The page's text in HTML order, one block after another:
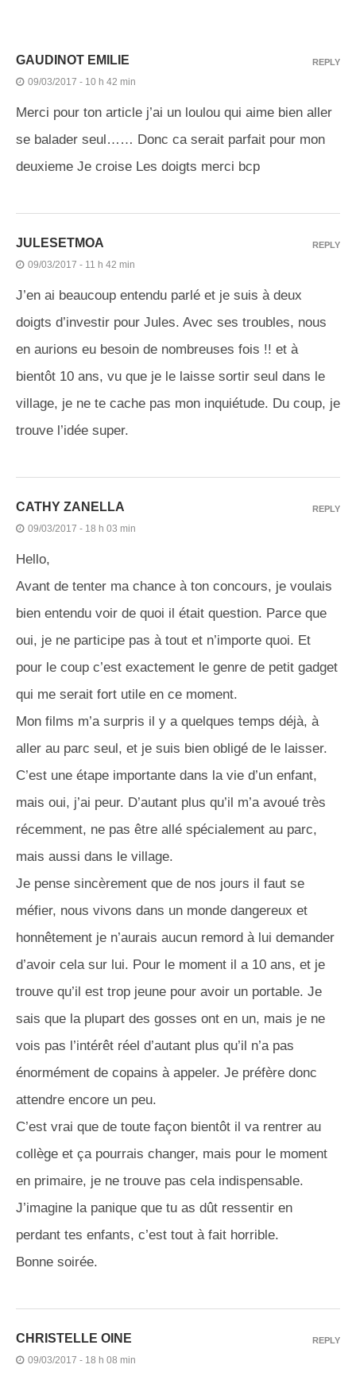
GAUDINOT EMILIE
09/03/2017 - 10 h 42 min
Merci pour ton article j’ai un loulou qui aime bien aller
se balader seul…… Donc ca serait parfait pour mon
deuxieme Je croise Les doigts merci bcp
REPLY
JULESETMOA
09/03/2017 - 11 h 42 min
J’en ai beaucoup entendu parlé et je suis à deux
doigts d’investir pour Jules. Avec ses troubles, nous
en aurions eu besoin de nombreuses fois !! et à
bientôt 10 ans, vu que je le laisse sortir seul dans le
village, je ne te cache pas mon inquiétude. Du coup, je
trouve l’idée super.
REPLY
CATHY ZANELLA
09/03/2017 - 18 h 03 min
Hello,
Avant de tenter ma chance à ton concours, je voulais
bien entendu voir de quoi il était question. Parce que
oui, je ne participe pas à tout et n’importe quoi. Et
pour le coup c’est exactement le genre de petit gadget
qui me serait fort utile en ce moment.
Mon films m’a surpris il y a quelques temps déjà, à
aller au parc seul, et je suis bien obligé de le laisser.
C’est une étape importante dans la vie d’un enfant,
mais oui, j’ai peur. D’autant plus qu’il m’a avoué très
récemment, ne pas être allé spécialement au parc,
mais aussi dans le village.
Je pense sincèrement que de nos jours il faut se
méfier, nous vivons dans un monde dangereux et
honnêtement je n’aurais aucun remord à lui demander
d’avoir cela sur lui. Pour le moment il a 10 ans, et je
trouve qu’il est trop jeune pour avoir un portable. Je
sais que la plupart des gosses ont en un, mais je ne
vois pas l’intérêt réel d’autant plus qu’il n’a pas
énormément de copains à appeler. Je préfère donc
attendre encore un peu.
C’est vrai que de toute façon bientôt il va rentrer au
collège et ça pourrais changer, mais pour le moment
en primaire, je ne trouve pas cela indispensable.
J’imagine la panique que tu as dût ressentir en
perdant tes enfants, c’est tout à fait horrible.
Bonne soirée.
REPLY
CHRISTELLE OINE
09/03/2017 - 18 h 08 min
REPLY